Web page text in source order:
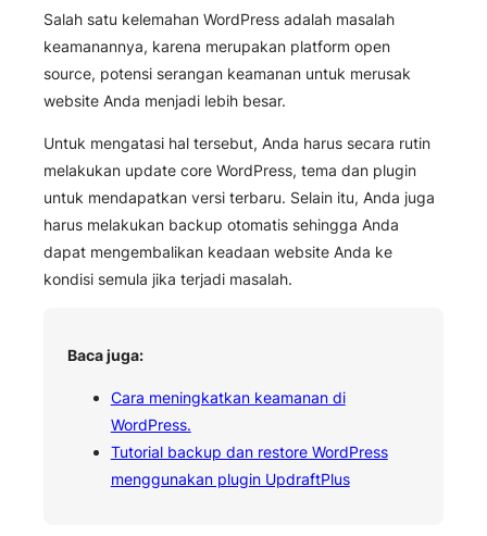
Salah satu kelemahan WordPress adalah masalah
keamanannya, karena merupakan platform open
source, potensi serangan keamanan untuk merusak
website Anda menjadi lebih besar.
Untuk mengatasi hal tersebut, Anda harus secara rutin
melakukan update core WordPress, tema dan plugin
untuk mendapatkan versi terbaru. Selain itu, Anda juga
harus melakukan backup otomatis sehingga Anda
dapat mengembalikan keadaan website Anda ke
kondisi semula jika terjadi masalah.
Baca juga:
Cara meningkatkan keamanan di
WordPress.
Tutorial backup dan restore WordPress
menggunakan plugin UpdraftPlus